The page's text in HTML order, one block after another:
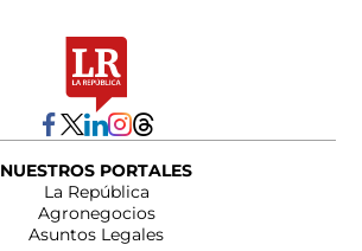
NUESTROS PORTALES
La República
Agronegocios
Asuntos Legales